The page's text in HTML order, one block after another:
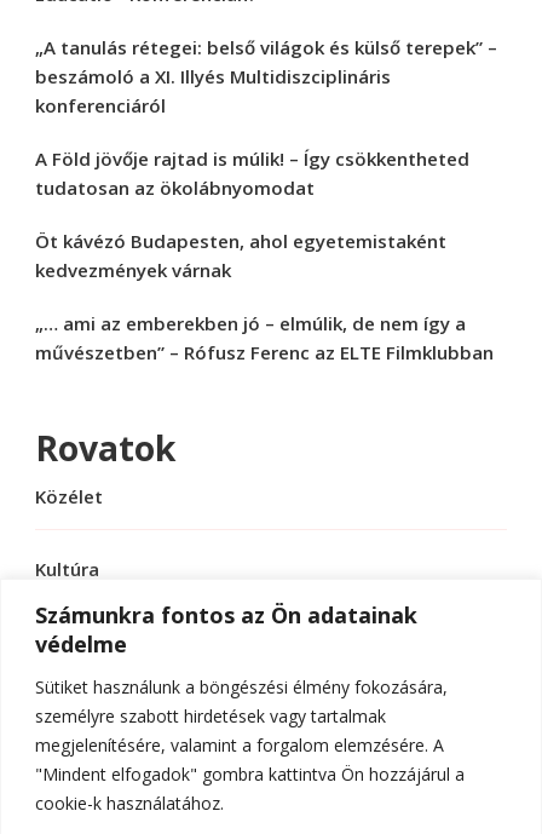
Számunkra fontos az Ön adatainak
védelme
Sütiket használunk a böngészési élmény fokozására,
személyre szabott hirdetések vagy tartalmak
megjelenítésére, valamint a forgalom elemzésére. A
"Mindent elfogadok" gombra kattintva Ön hozzájárul a
cookie-k használatához.
„A tanulás rétegei: belső világok és külső terepek” –
beszámoló a XI. Illyés Multidiszciplináris
konferenciáról
A Föld jövője rajtad is múlik! – Így csökkentheted
tudatosan az ökolábnyomodat
Öt kávézó Budapesten, ahol egyetemistaként
kedvezmények várnak
„… ami az emberekben jó – elmúlik, de nem így a
művészetben” – Rófusz Ferenc az ELTE Filmklubban
Rovatok
Közélet
Kultúra
Sport
Tudomány